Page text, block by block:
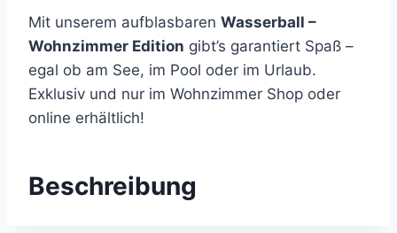
Mit unserem aufblasbaren Wasserball –
Wohnzimmer Edition gibt’s garantiert Spaß –
egal ob am See, im Pool oder im Urlaub.
Exklusiv und nur im Wohnzimmer Shop oder
online erhältlich!
Beschreibung